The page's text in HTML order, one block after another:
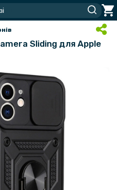
Sliding для Apple